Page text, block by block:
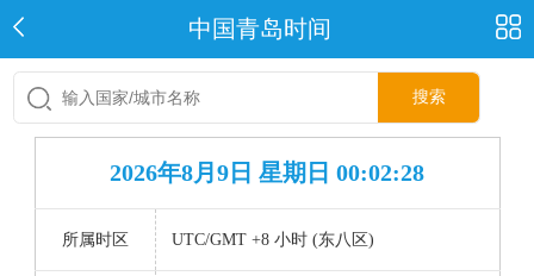
中国青岛时间
搜索
2026年8月9日 星期日 00:02:28
所属时区 UTC/GMT +8 小时 (东八区)